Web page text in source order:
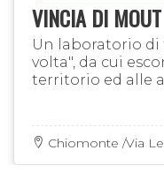
VINCIA DI MOUT
Un laboratorio di
volta", da cui
territorio ed alle
Chiomonte /